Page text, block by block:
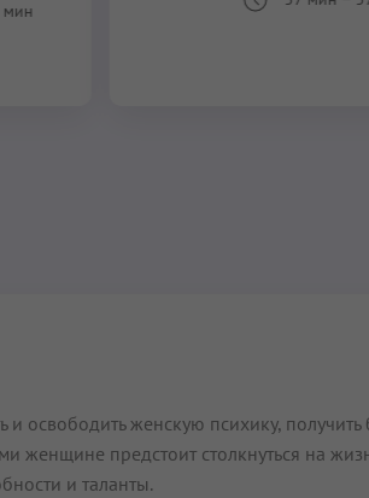
мин
освободить женскую психику, получить
женщине предстоит столкнуться на
и таланты.